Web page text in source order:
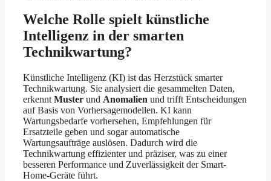
Welche Rolle spielt künstliche
Intelligenz in der smarten
Technikwartung?
Künstliche Intelligenz (KI) ist das Herzstück smarter
Technikwartung. Sie analysiert die gesammelten Daten,
erkennt Muster und Anomalien und trifft Entscheidungen
auf Basis von Vorhersagemodellen. KI kann
Wartungsbedarfe vorhersehen, Empfehlungen für
Ersatzteile geben und sogar automatische
Wartungsaufträge auslösen. Dadurch wird die
Technikwartung effizienter und präziser, was zu einer
besseren Performance und Zuverlässigkeit der Smart-
Home-Geräte führt.